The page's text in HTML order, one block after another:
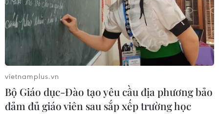
đỡ tốn chi phí so với trước kia.
vietnamplus.vn
Bộ Giáo dục-Đào tạo yêu cầu địa phương bảo
đảm đủ giáo viên sau sắp xếp trường học